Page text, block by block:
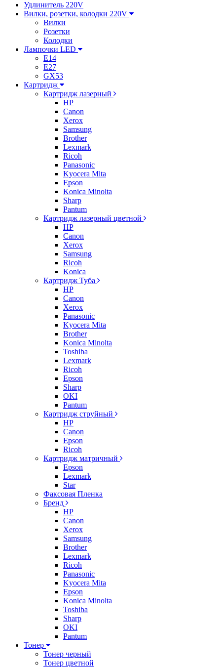
Удлинитель 220V
Вилки, розетки, колодки 220V
Вилки
Розетки
Колодки
Лампочки LED
E14
E27
GX53
Картридж
Картридж лазерный
HP
Canon
Xerox
Samsung
Brother
Lexmark
Ricoh
Panasonic
Kyocera Mita
Epson
Konica Minolta
Sharp
Pantum
Картридж лазерный цветной
HP
Canon
Xerox
Samsung
Ricoh
Konica
Картридж Туба
HP
Canon
Xerox
Panasonic
Kyocera Mita
Brother
Konica Minolta
Toshiba
Lexmark
Ricoh
Epson
Sharp
OKI
Pantum
Картридж струйный
HP
Canon
Epson
Ricoh
Картридж матричный
Epson
Lexmark
Star
Факсовая Пленка
Бренд
HP
Canon
Xerox
Samsung
Brother
Lexmark
Ricoh
Panasonic
Kyocera Mita
Epson
Konica Minolta
Toshiba
Sharp
OKI
Pantum
Тонер
Тонер черный
Тонер цветной